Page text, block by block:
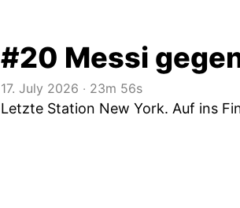
#20 Messi
17. July 2026 ‧ 23m 56s
Letzte Station New York. Auf ins